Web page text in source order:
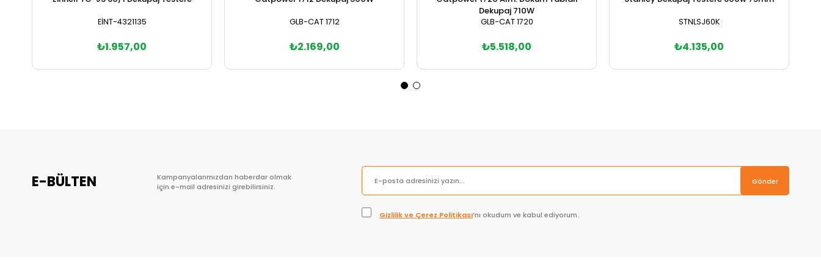
EİNT-4321135
₺1.957,00
GLB-CAT 1712
₺2.169,00
Dekupaj 710W
GLB-CAT 1720
₺5.518,00
STNLSJ60K
₺4.135,00
E-BÜLTEN
Kampanyalarımızdan haberdar olmak
için e-mail adresinizi girebilirsiniz.
Gönder
Gizlilik ve Çerez Politikası’nı okudum ve kabul ediyorum.